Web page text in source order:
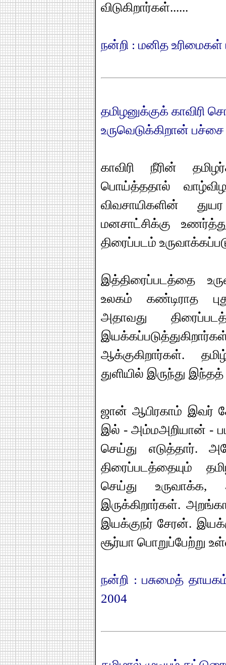
விடுகிறார்கள்......
நன்றி : மனித
தமிழனுக்குக் காவிரி
உருவெடுக்கிறான்
காவிரி நீரின்
பொய்த்ததால்
விவசாயிகளின்
மனசாட்சிக்கு
திரைப்படம்
இத்திரைப்படத்தை
உலகம் கண்டிராத
அதாவது
ஆக்குகிறார்கள்.
துளியில் இருந்து இந்தத்
ஜான் ஆபிரகாம் இவர்
இல் - அம்மஅறியான் -
செய்து எடுத்தார்.
திரைப்படத்தையும்
செய்து உருவாக்க,
இருக்கிறார்கள்.
இயக்குநர் சேரன்.
சூர்யா பொறுப்பேற்று
நன்றி : பசுமைத்
2004